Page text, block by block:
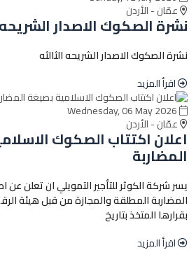
عمّان - الأردن
نشرة الصكوك الاصدار الشريحه
نشرة الصكوك الاصدار الشريحه الثالثه
اقرأ المزيد
عمّان - الأردن
اعلان اكتتاب الصكوك
المضاربة
يسر شركة الكوثر للتأجير التمويلي ان تعلن
المضاربة المطلقة والمجازة من قبل هيئة
بقرارها المتخذ بتاريخ
اقرأ المزيد